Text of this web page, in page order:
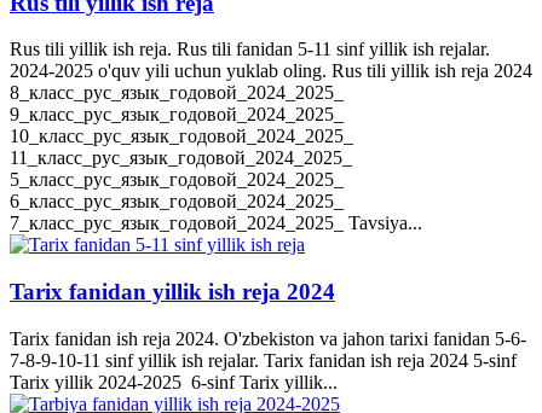
Rus tili yillik ish reja. Rus tili fanidan 5-11 sinf yillik ish rejalar.
2024-2025 o'quv yili uchun yuklab oling. Rus tili yillik ish reja 2024
8_класс_рус_язык_годовой_2024_2025_
9_класс_рус_язык_годовой_2024_2025_
10_класс_рус_язык_годовой_2024_2025_
11_класс_рус_язык_годовой_2024_2025_
5_класс_рус_язык_годовой_2024_2025_
6_класс_рус_язык_годовой_2024_2025_
7_класс_рус_язык_годовой_2024_2025_ Tavsiya...
Tarix fanidan yillik ish reja 2024
Tarix fanidan ish reja 2024. O'zbekiston va jahon tarixi fanidan 5-6-
7-8-9-10-11 sinf yillik ish rejalar. Tarix fanidan ish reja 2024 5-sinf
Tarix yillik 2024-2025 6-sinf Tarix yillik...